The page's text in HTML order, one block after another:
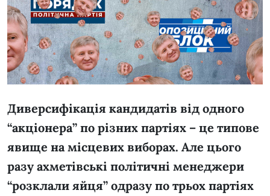
Диверсифікація кандидатів від одного
“акціонера” по різних партіях – це типове
явище на місцевих виборах. Але цього
разу ахметівські політичні менеджери
“розклали яйця” одразу по трьох партіях